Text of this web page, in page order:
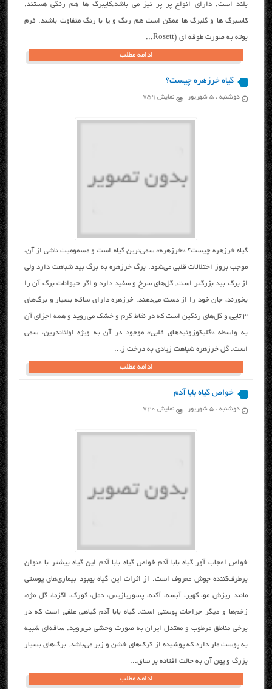
بلند است. دارای انواع پر پر نیز می باشد.کایبرگ ها هم رنگی هستند.
کاسبرگ ها و گلبرگ ها ممکن است هم رنگ و یا با رنگ متفاوت باشند. فرم
بوته به صورت طوقه ای (Rosett...
ادامه مطلب
گیاه خرزهره چیست؟
دوشنبه ، ۵ شهریور نمایش 759
گیاه خرزهره چیست؟ «خرزهره» سمی‌ترین گیاه است و مسمومیت ناشی از آن،
موجب بروز اختلالات قلبی می‌شود. برگ خرزهره به برگ بید شباهت دارد ولی
از برگ بید بزرگتر است. گل‌های سرخ و سفید دارد و اگر حیوانات برگ آن را
بخورند، جان خود را از دست می‌دهند. خرزهره دارای ساقه بسیار و برگ‌های
۳ تایی و گل‌های رنگین است که در نقاط گرم و خشک می‌روید و همه اجزای آن
به واسطه «گلیکوزوئیدهای قلبی» موجود در آن به ویژه اولئاندرین، سمی
است. گل خرزهره شباهت زیادی به درخت ز...
ادامه مطلب
خواص گیاه بابا آدم
دوشنبه ، ۵ شهریور نمایش 740
خواص اعجاب آور گیاه بابا آدم خواص گیاه بابا آدم این گیاه بیشتر با عنوان
برطرف‌کننده جوش معروف است. از اثرات این گیاه بهبود بیماری‌های پوستی
مانند ریزش مو، کهیر، آبسه، آکنه، پسوریازیس، دمل، کورک، اگزما، گل مژه،
زخم‌ها و دیگر جراحات پوستی است. گیاه بابا آدم گیاهی علفی است که در
برخی مناطق مرطوب و معتدل ایران به صورت وحشی می‌روید. ساقه‌ای شبیه
به پوست مار دارد که پوشیده از کرک‌های خشن و زبر می‌باشد. برگ‌های بسیار
بزرگ و پهن آن به حالت افتاده بر ساق...
ادامه مطلب